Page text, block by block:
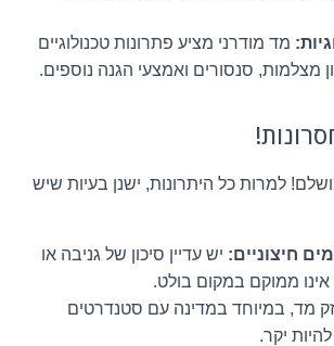
מד מודרני מציע פתרונות טכנולוגיים
מצלמות, סנסורים ואמצעי הגנה נוספים.
למרות כל היתרונות, ישנן בעיות שיש
חיצוניים: יש עדיין סיכון של גניבה או
ממוקם במקום בולט.
מד, במיוחד במדינה עם סטנדרטים
יקר.